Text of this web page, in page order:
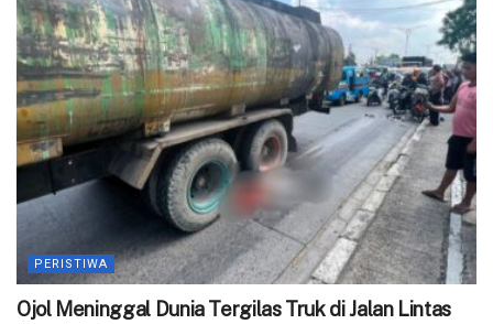
PERISTIWA
Ojol Meninggal Dunia Tergilas Truk di Jalan Lintas